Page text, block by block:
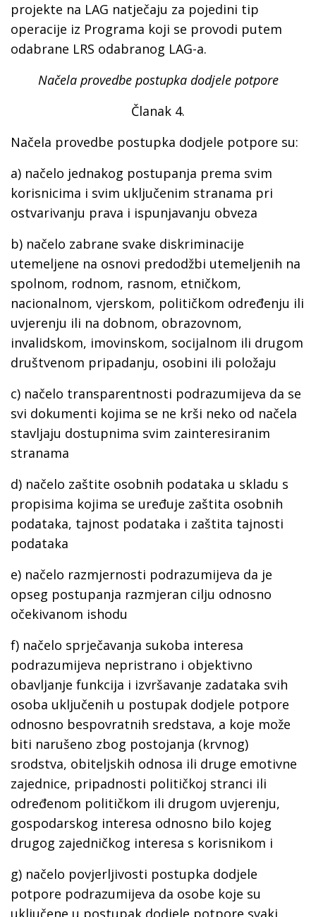
projekte na LAG natječaju za pojedini tip
operacije iz Programa koji se provodi putem
odabrane LRS odabranog LAG-a.
Načela provedbe postupka dodjele potpore
Članak 4.
Načela provedbe postupka dodjele potpore su:
a) načelo jednakog postupanja prema svim
korisnicima i svim uključenim stranama pri
ostvarivanju prava i ispunjavanju obveza
b) načelo zabrane svake diskriminacije
utemeljene na osnovi predodžbi utemeljenih na
spolnom, rodnom, rasnom, etničkom,
nacionalnom, vjerskom, političkom određenju ili
uvjerenju ili na dobnom, obrazovnom,
invalidskom, imovinskom, socijalnom ili drugom
društvenom pripadanju, osobini ili položaju
c) načelo transparentnosti podrazumijeva da se
svi dokumenti kojima se ne krši neko od načela
stavljaju dostupnima svim zainteresiranim
stranama
d) načelo zaštite osobnih podataka u skladu s
propisima kojima se uređuje zaštita osobnih
podataka, tajnost podataka i zaštita tajnosti
podataka
e) načelo razmjernosti podrazumijeva da je
opseg postupanja razmjeran cilju odnosno
očekivanom ishodu
f) načelo sprječavanja sukoba interesa
podrazumijeva nepristrano i objektivno
obavljanje funkcija i izvršavanje zadataka svih
osoba uključenih u postupak dodjele potpore
odnosno bespovratnih sredstava, a koje može
biti narušeno zbog postojanja (krvnog)
srodstva, obiteljskih odnosa ili druge emotivne
zajednice, pripadnosti političkoj stranci ili
određenom političkom ili drugom uvjerenju,
gospodarskog interesa odnosno bilo kojeg
drugog zajedničkog interesa s korisnikom i
g) načelo povjerljivosti postupka dodjele
potpore podrazumijeva da osobe koje su